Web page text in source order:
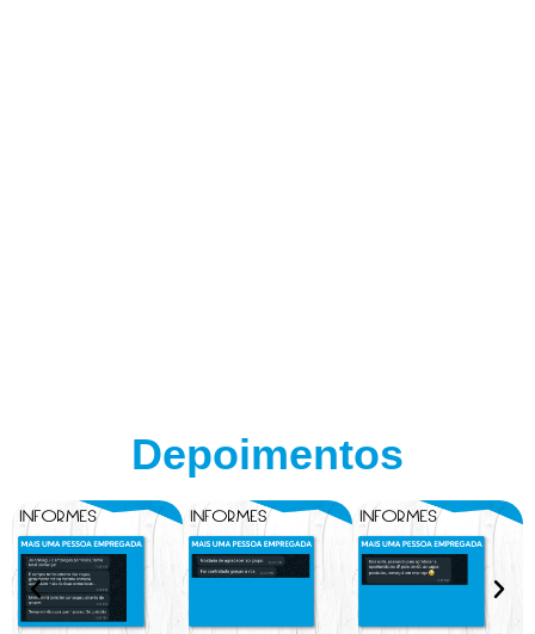
Depoimentos